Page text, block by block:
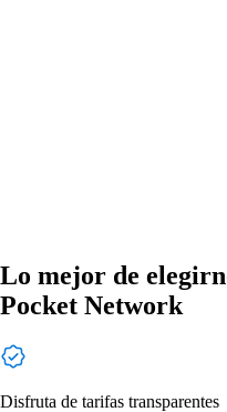
Lo mejor de
Pocket Network
Disfruta de tarifas transparentes